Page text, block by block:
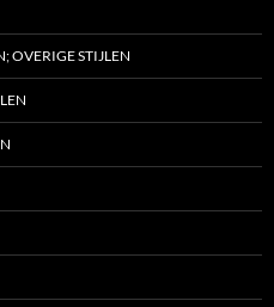
OVERIGE STIJLEN